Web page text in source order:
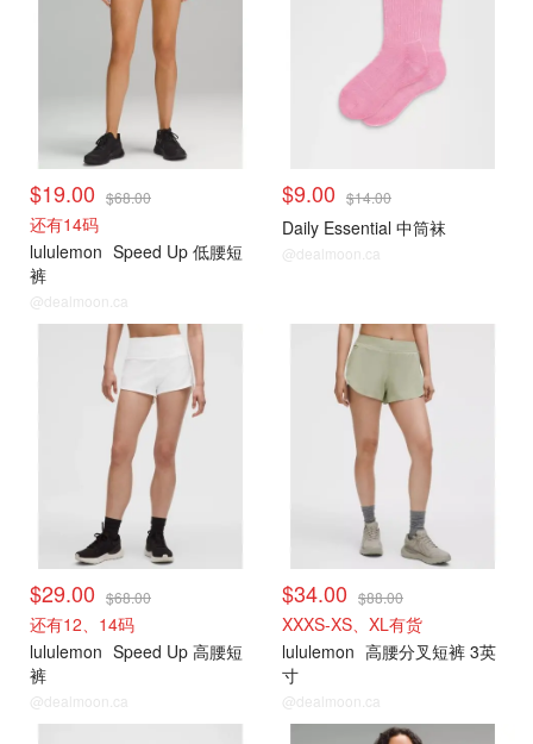
$19.00 $68.00
还有14码
lululemon Speed Up 低腰短
裤
@dealmoon.ca
$9.00 $14.00
Daily Essential 中筒袜
@dealmoon.ca
$29.00 $68.00
还有12、14码
lululemon Speed Up 高腰短
裤
@dealmoon.ca
打折上新
$34.00 $88.00
XXXS-XS、XL有货
lululemon 高腰分叉短裤 3英
寸
@dealmoon.ca